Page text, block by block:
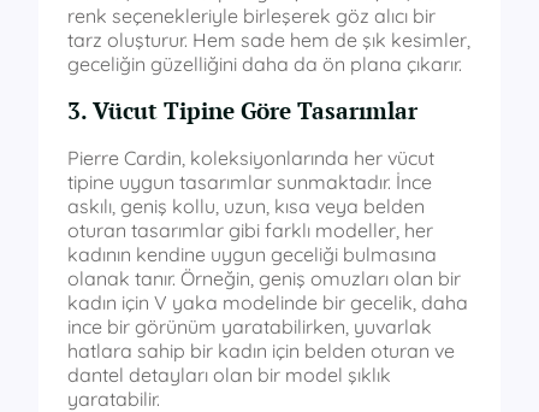
renk seçenekleriyle birleşerek göz alıcı bir
tarz oluşturur. Hem sade hem de şık kesimler,
geceliğin güzelliğini daha da ön plana çıkarır.
3. Vücut Tipine Göre Tasarımlar
Pierre Cardin, koleksiyonlarında her vücut
tipine uygun tasarımlar sunmaktadır. İnce
askılı, geniş kollu, uzun, kısa veya belden
oturan tasarımlar gibi farklı modeller, her
kadının kendine uygun geceliği bulmasına
olanak tanır. Örneğin, geniş omuzları olan bir
kadın için V yaka modelinde bir gecelik, daha
ince bir görünüm yaratabilirken, yuvarlak
hatlara sahip bir kadın için belden oturan ve
dantel detayları olan bir model şıklık
yaratabilir.